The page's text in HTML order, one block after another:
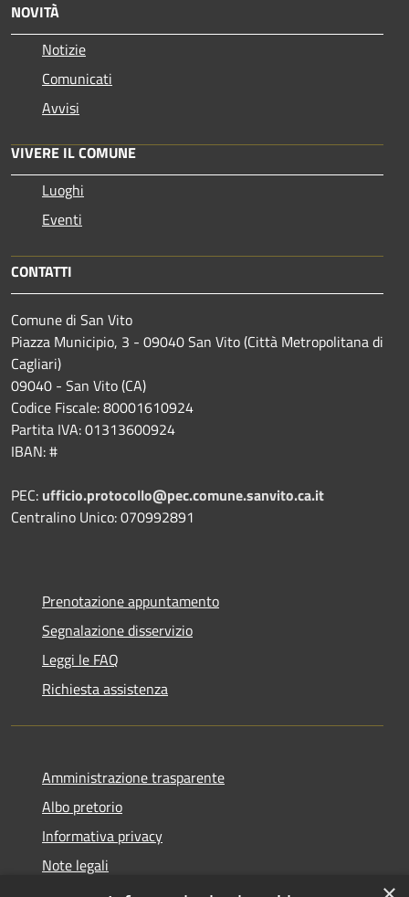
NOVITÀ
Notizie
Comunicati
Avvisi
VIVERE IL COMUNE
Luoghi
Eventi
CONTATTI
Comune di San Vito
Piazza Municipio, 3 - 09040 San Vito (Città Metropolitana di
Cagliari)
09040 - San Vito (CA)
Codice Fiscale: 80001610924
Partita IVA: 01313600924
IBAN: #
PEC: ufficio.protocollo@pec.comune.sanvito.ca.it
Centralino Unico: 070992891
Prenotazione appuntamento
Segnalazione disservizio
Leggi le FAQ
Richiesta assistenza
Amministrazione trasparente
Albo pretorio
Informativa privacy
Note legali